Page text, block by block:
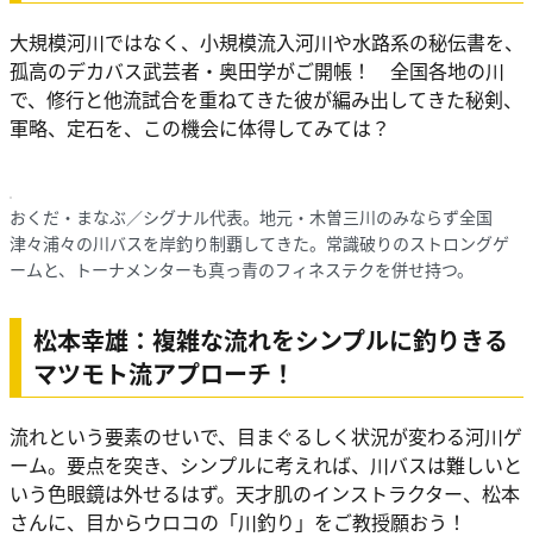
大規模河川ではなく、小規模流入河川や水路系の秘伝書を、
孤高のデカバス武芸者・奥田学がご開帳！ 全国各地の川
で、修行と他流試合を重ねてきた彼が編み出してきた秘剣、
軍略、定石を、この機会に体得してみては？
おくだ・まなぶ／シグナル代表。地元・木曽三川のみならず全国
津々浦々の川バスを岸釣り制覇してきた。常識破りのストロングゲ
ームと、トーナメンターも真っ青のフィネステクを併せ持つ。
松本幸雄：複雑な流れをシンプルに釣りきる
マツモト流アプローチ！
流れという要素のせいで、目まぐるしく状況が変わる河川ゲ
ーム。要点を突き、シンプルに考えれば、川バスは難しいと
いう色眼鏡は外せるはず。天才肌のインストラクター、松本
さんに、目からウロコの「川釣り」をご教授願おう！